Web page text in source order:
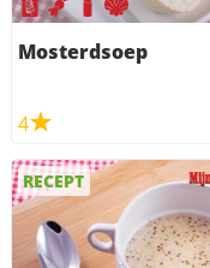
Mosterdsoep
4
RECEPT